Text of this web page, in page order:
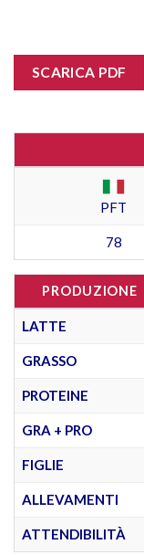
SCARICA PDF
PFT
78
PRODUZIONE
LATTE
GRASSO
PROTEINE
GRA + PRO
FIGLIE
ALLEVAMENTI
ATTENDIBILITÀ